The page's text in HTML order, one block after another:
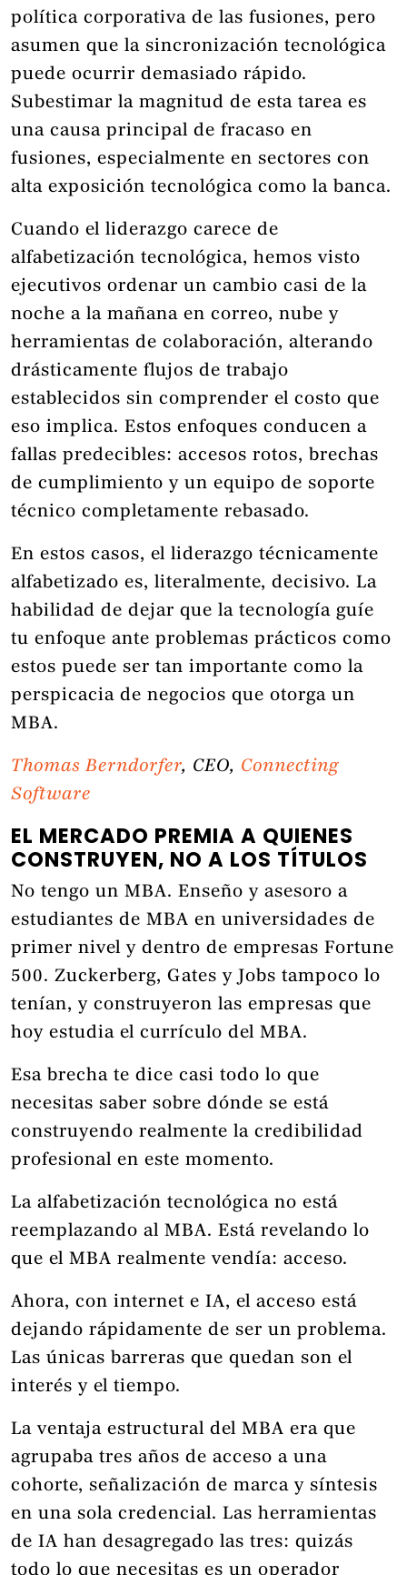
política corporativa de las fusiones, pero
asumen que la sincronización tecnológica
puede ocurrir demasiado rápido.
Subestimar la magnitud de esta tarea es
una causa principal de fracaso en
fusiones, especialmente en sectores con
alta exposición tecnológica como la banca.
Cuando el liderazgo carece de
alfabetización tecnológica, hemos visto
ejecutivos ordenar un cambio casi de la
noche a la mañana en correo, nube y
herramientas de colaboración, alterando
drásticamente flujos de trabajo
establecidos sin comprender el costo que
eso implica. Estos enfoques conducen a
fallas predecibles: accesos rotos, brechas
de cumplimiento y un equipo de soporte
técnico completamente rebasado.
En estos casos, el liderazgo técnicamente
alfabetizado es, literalmente, decisivo. La
habilidad de dejar que la tecnología guíe
tu enfoque ante problemas prácticos como
estos puede ser tan importante como la
perspicacia de negocios que otorga un
MBA.
Thomas Berndorfer, CEO, Connecting
Software
EL MERCADO PREMIA A QUIENES
CONSTRUYEN, NO A LOS TÍTULOS
No tengo un MBA. Enseño y asesoro a
estudiantes de MBA en universidades de
primer nivel y dentro de empresas Fortune
500. Zuckerberg, Gates y Jobs tampoco lo
tenían, y construyeron las empresas que
hoy estudia el currículo del MBA.
Esa brecha te dice casi todo lo que
necesitas saber sobre dónde se está
construyendo realmente la credibilidad
profesional en este momento.
La alfabetización tecnológica no está
reemplazando al MBA. Está revelando lo
que el MBA realmente vendía: acceso.
Ahora, con internet e IA, el acceso está
dejando rápidamente de ser un problema.
Las únicas barreras que quedan son el
interés y el tiempo.
La ventaja estructural del MBA era que
agrupaba tres años de acceso a una
cohorte, señalización de marca y síntesis
en una sola credencial. Las herramientas
de IA han desagregado las tres: quizás
todo lo que necesitas es un operador